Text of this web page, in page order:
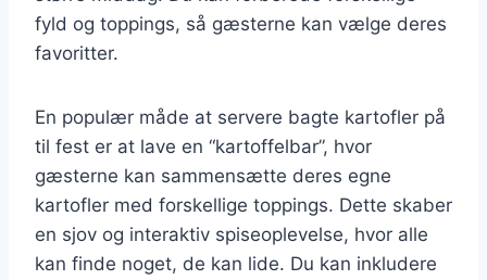
fyld og toppings, så gæsterne kan vælge deres
favoritter.
En populær måde at servere bagte kartofler på
til fest er at lave en “kartoffelbar”, hvor
gæsterne kan sammensætte deres egne
kartofler med forskellige toppings. Dette skaber
en sjov og interaktiv spiseoplevelse, hvor alle
kan finde noget, de kan lide. Du kan inkludere